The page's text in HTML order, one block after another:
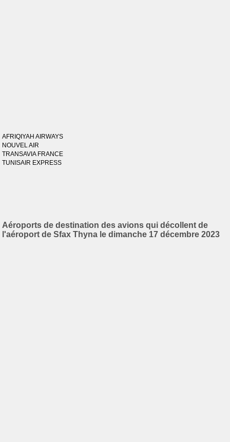
AFRIQIYAH AIRWAYS
NOUVEL AIR
TRANSAVIA FRANCE
TUNISAIR EXPRESS
Aéroports de destination des avions qui décollent de
l'aéroport de Sfax Thyna le dimanche 17 décembre 2023